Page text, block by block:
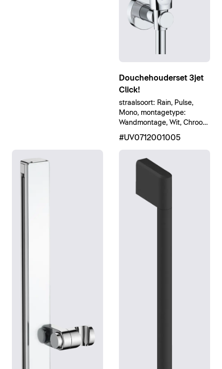
Douchehouderset 3jet
Click!
straalsoort: Rain, Pulse,
Mono, montagetype:
Wandmontage, Wit, Chroom
#UV0712001005